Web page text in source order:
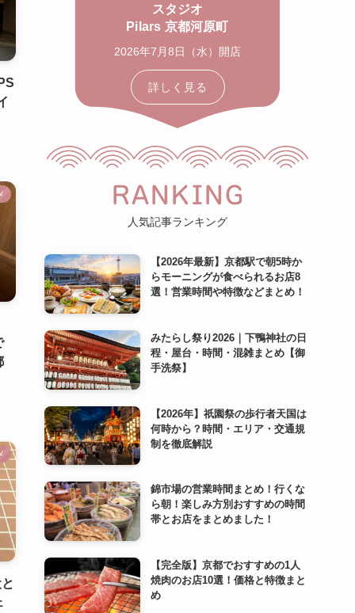
スタジオ
Pilars 京都河原町
2026年7月8日（水）開店
詳しく見る
RANKING
人気記事ランキング
【2026年最新】京都駅で朝5時か
らモーニングが食べられるお店8
選！営業時間や特徴などまとめ！
みたらし祭り2026｜下鴨神社の日
程・屋台・時間・混雑まとめ【御
手洗祭】
【2026年】祇園祭の歩行者天国は
何時から？時間・エリア・交通規
制を徹底解説
錦市場の営業時間まとめ！行くな
ら朝！楽しみ方別おすすめの時間
帯とお店をまとめました！
【完全版】京都でおすすめの1人
焼肉のお店10選！価格と特徴まと
め